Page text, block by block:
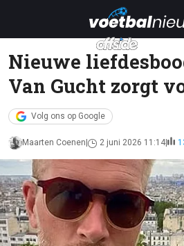
Nieuwe
Van Gucht zorgt
Volg ons op Google
Maarten Coenen 2 juni 2026 11:14